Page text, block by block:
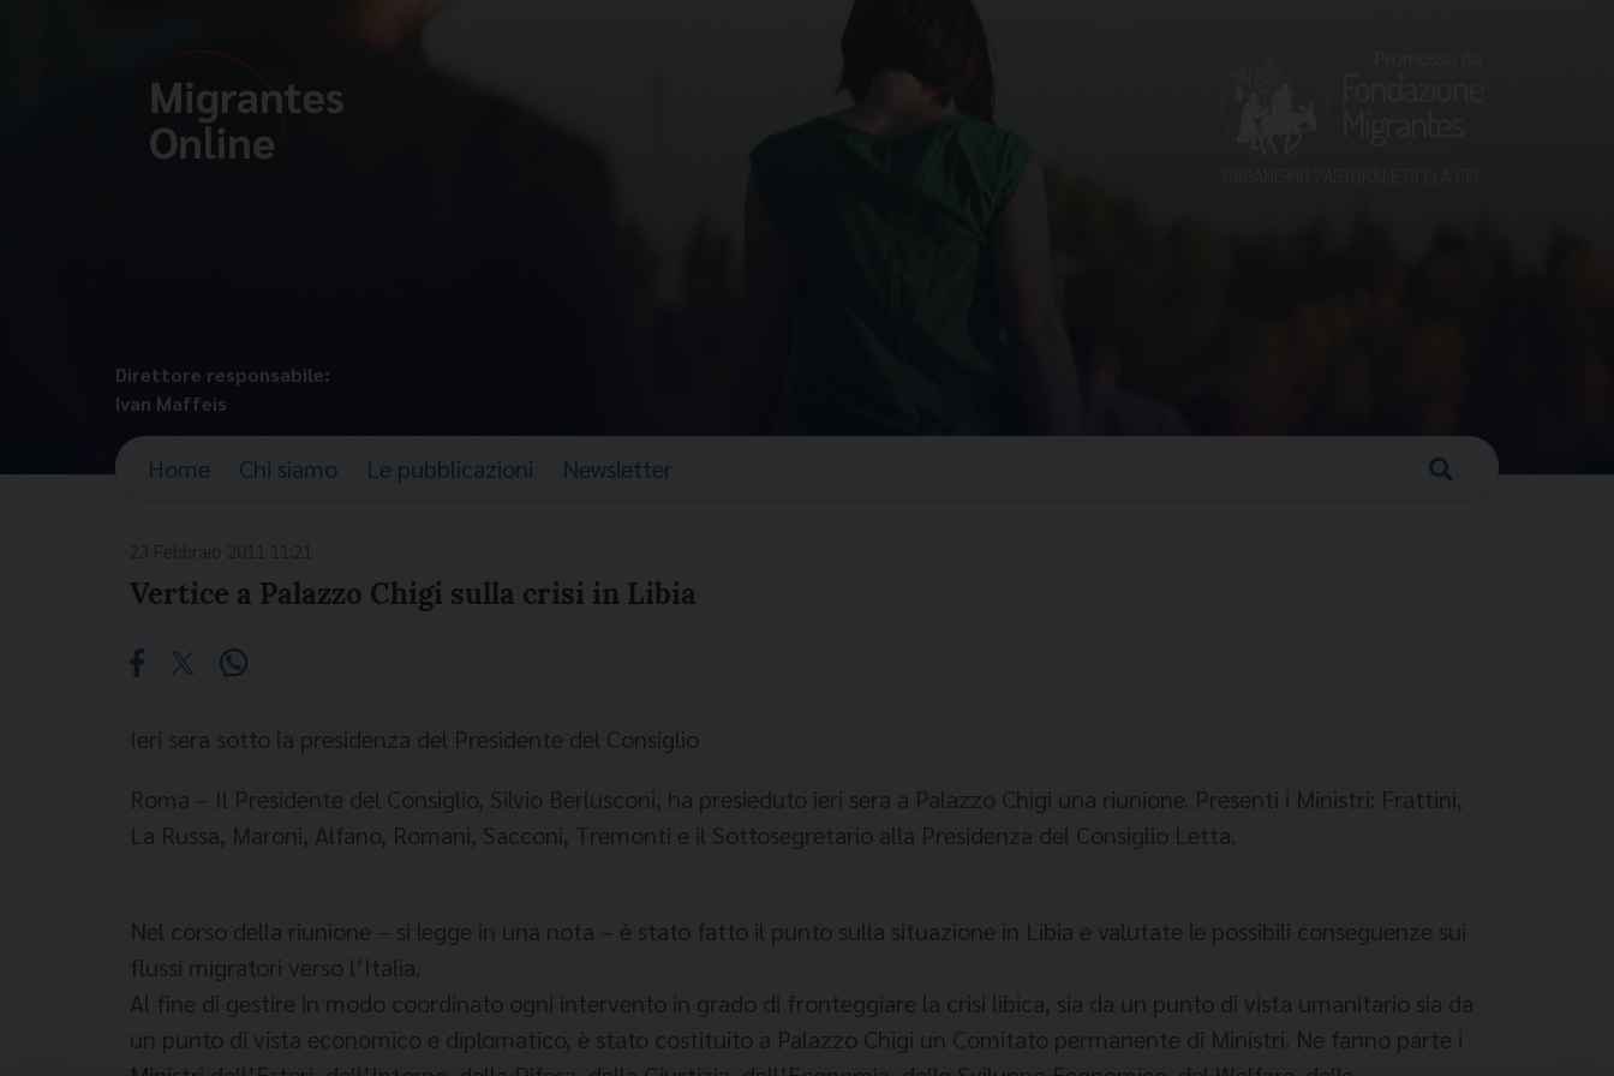
Direttore responsabile:
Ivan Maffeis
Home Chi siamo Le pubblicazioni Newsletter
Vertice a Palazzo Chigi sulla crisi in Libia
Ieri sera sotto la presidenza del Presidente del Consiglio
Roma – Il Presidente del Consiglio, Silvio Berlusconi, ha presieduto ieri sera a Palazzo Chigi una riunione. Presenti i Ministri: Frattini,
La Russa, Maroni, Alfano, Romani, Sacconi, Tremonti e il Sottosegretario alla Presidenza del Consiglio Letta.
Nel corso della riunione – si legge in una nota – è stato fatto il punto sulla situazione in Libia e valutate le possibili conseguenze sui
flussi migratori verso l’Italia.
Al fine di gestire in modo coordinato ogni intervento in grado di fronteggiare la crisi libica, sia da un punto di vista umanitario sia da
un punto di vista economico e diplomatico, è stato costituito a Palazzo Chigi un Comitato permanente di Ministri. Ne fanno parte i